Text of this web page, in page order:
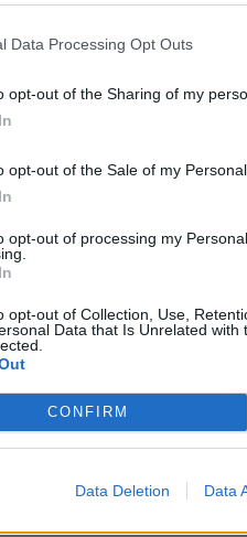
Data Processing Opt Outs
opt-out of the Sharing of my
opt-out of the Sale of my Personal
opt-out of processing my
opt-out of Collection, Use,
Data that Is Unrelated with
CONFIRM
Data Deletion Data
Ξέσπασε η αδερφή του
δω τα μάτια του και
2023
για την δράση
Σμύρνη: Εμφανίστηκε
δίωξη στους
2023
41χρονος που
ανηλίκου
2023